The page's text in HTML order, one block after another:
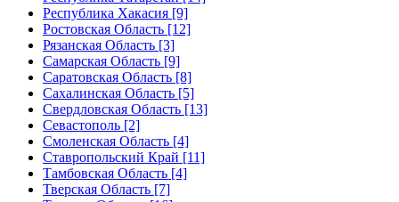
Республика Хакасия [9]
Ростовская Область [12]
Рязанская Область [3]
Самарская Область [9]
Саратовская Область [8]
Сахалинская Область [5]
Свердловская Область [13]
Севастополь [2]
Смоленская Область [4]
Ставропольский Край [11]
Тамбовская Область [4]
Тверская Область [7]